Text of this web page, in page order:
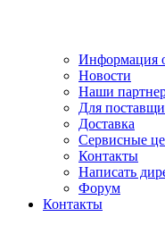
Информация
Новости
Наши
Для
Доставка
Сервисные
Контакты
Написать
Форум
Контакты